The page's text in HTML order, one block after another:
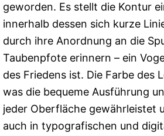
geworden. Es stellt die Kontur
innerhalb dessen sich kurze
durch ihre Anordnung an die
Taubenpfote erinnern – ein
des Friedens ist. Die Farbe des
was die bequeme Ausführung
jeder Oberfläche gewährleistet
auch in typografischen und